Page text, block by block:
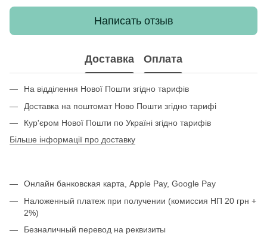
Написать отзыв
Доставка Оплата
На відділення Нової Пошти згідно тарифів
Доставка на поштомат Ново Пошти згідно тарифі
Кур'єром Нової Пошти по Україні згідно тарифів
Більше інформації про доставку
Онлайн банковская карта, Apple Pay, Google Pay
Наложенный платеж при получении (комиссия НП 20 грн +
2%)
Безналичный перевод на реквизиты